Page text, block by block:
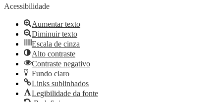
Acessibilidade
Aumentar texto
Diminuir texto
Escala de cinza
Alto contraste
Contraste negativo
Fundo claro
Links sublinhados
Legibilidade da fonte